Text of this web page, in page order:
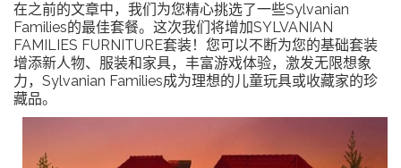
在之前的文章中，我们为您精心挑选了一些Sylvanian
Families的最佳套餐。这次我们将增加SYLVANIAN
FAMILIES FURNITURE套装！您可以不断为您的基础套装
增添新人物、服装和家具，丰富游戏体验，激发无限想象
力，Sylvanian Families成为理想的儿童玩具或收藏家的珍
藏品。